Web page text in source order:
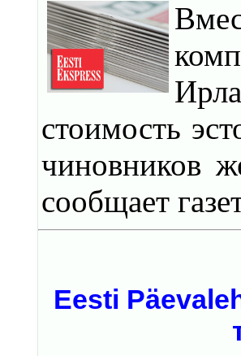
стоимость
чиновников
сообщает
Eesti